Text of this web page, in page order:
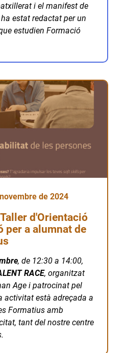
i el manifest de
estat redactat per un
estudien Formació
de 2024
d'Orientació
per a alumnat de
, de 12:30 a 14:00,
RACE, organitzat
Age i patrocinat pel
activitat està adreçada a
Formatius amb
tant del nostre centre